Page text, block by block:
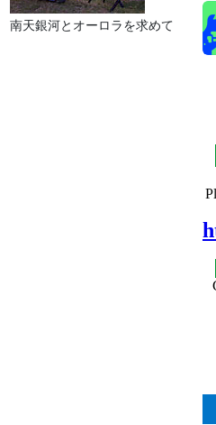
南天銀河とオーロラを求めて